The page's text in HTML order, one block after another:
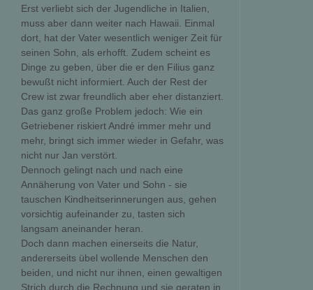
Erst verliebt sich der Jugendliche in Italien,
muss aber dann weiter nach Hawaii. Einmal
dort, hat der Vater wesentlich weniger Zeit für
seinen Sohn, als erhofft. Zudem scheint es
Dinge zu geben, über die er den Filius ganz
bewußt nicht informiert. Auch der Rest der
Crew ist zwar freundlich aber eher distanziert.
Das ganz große Problem jedoch: Wie ein
Getriebener riskiert André immer mehr und
mehr, bringt sich immer wieder in Gefahr, was
nicht nur Jan verstört.
Dennoch gelingt nach und nach eine
Annäherung von Vater und Sohn - sie
tauschen Kindheitserinnerungen aus, gehen
vorsichtig aufeinander zu, tasten sich
langsam aneinander heran.
Doch dann machen einerseits die Natur,
andererseits übel wollende Menschen den
beiden, und nicht nur ihnen, einen gewaltigen
Strich durch die Rechnung und sie geraten in